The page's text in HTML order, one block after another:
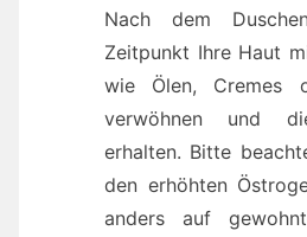
Nach dem
Zeitpunkt Ihre Haut
wie Ölen, Cremes
verwöhnen und
erhalten. Bitte
den erhöhten
anders auf